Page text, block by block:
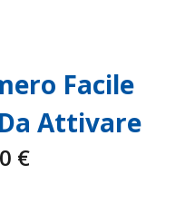
Facile
Attivare
€